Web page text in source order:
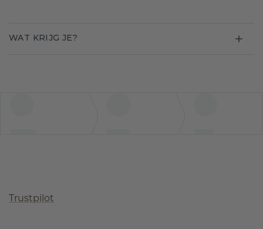
WAT KRIJG JE?
Trustpilot